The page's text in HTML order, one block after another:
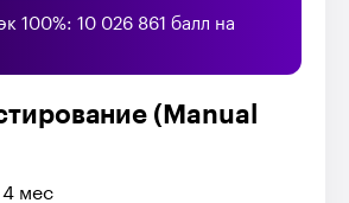
100%: 10 026 861 балл на
(Manual
4 мес